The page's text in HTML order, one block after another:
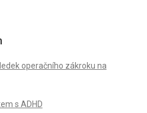
operačního zákroku na
s ADHD